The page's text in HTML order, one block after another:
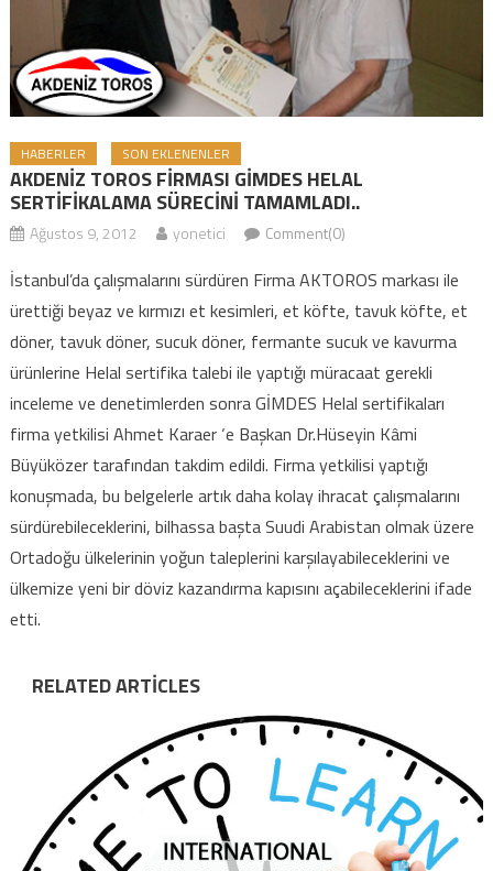
HABERLER SON EKLENENLER
AKDENİZ TOROS FİRMASI GİMDES HELAL
SERTİFİKALAMA SÜRECİNİ TAMAMLADI..
Ağustos 9, 2012 yonetici Comment(0)
İstanbul’da çalışmalarını sürdüren Firma AKTOROS markası ile
ürettiği beyaz ve kırmızı et kesimleri, et köfte, tavuk köfte, et
döner, tavuk döner, sucuk döner, fermante sucuk ve kavurma
ürünlerine Helal sertifika talebi ile yaptığı müracaat gerekli
inceleme ve denetimlerden sonra GİMDES Helal sertifikaları
firma yetkilisi Ahmet Karaer ‘e Başkan Dr.Hüseyin Kâmi
Büyüközer tarafından takdim edildi. Firma yetkilisi yaptığı
konuşmada, bu belgelerle artık daha kolay ihracat çalışmalarını
sürdürebileceklerini, bilhassa başta Suudi Arabistan olmak üzere
Ortadoğu ülkelerinin yoğun taleplerini karşılayabileceklerini ve
ülkemize yeni bir döviz kazandırma kapısını açabileceklerini ifade
etti.
RELATED ARTICLES